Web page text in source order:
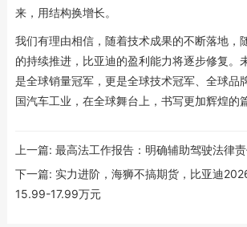
来，用结构换增长。
我们有理由相信，随着技术成果的不断落地，
的持续推进，比亚迪的盈利能力将逐步修复。
是全球销量冠军，更是全球技术冠军、全球品
国汽车工业，在全球舞台上，书写更加辉煌的
上一篇: 最高法工作报告：明确辅助驾驶法律
下一篇: 实力进阶，海狮不搞期货，比亚迪
15.99-17.99万元